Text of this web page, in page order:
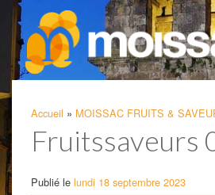
Accueil » MOISSAC FRUITS &
Fruitssaveurs
Publié le lundi 18 septembre 2023